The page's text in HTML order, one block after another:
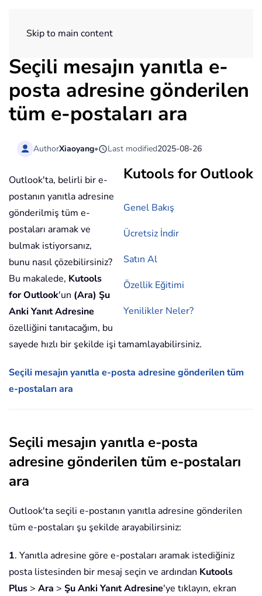
Skip to main content
Seçili mesajın yanıtla e-
posta adresine gönderilen
tüm e-postaları ara
AuthorXiaoyang• Last modified2025-08-26
Kutools for Outlook
Genel Bakış
Ücretsiz İndir
Satın Al
Özellik Eğitimi
Yenilikler Neler?
Outlook'ta, belirli bir e-
postanın yanıtla adresine
gönderilmiş tüm e-
postaları aramak ve
bulmak istiyorsanız,
bunu nasıl çözebilirsiniz?
Bu makalede, Kutools
for Outlook'un (Ara) Şu
Anki Yanıt Adresine
özelliğini tanıtacağım, bu
sayede hızlı bir şekilde işi tamamlayabilirsiniz.
Seçili mesajın yanıtla e-posta adresine gönderilen tüm
e-postaları ara
Seçili mesajın yanıtla e-posta
adresine gönderilen tüm e-postaları
ara
Outlook'ta seçili e-postanın yanıtla adresine gönderilen
tüm e-postaları şu şekilde arayabilirsiniz:
1. Yanıtla adresine göre e-postaları aramak istediğiniz
posta listesinden bir mesaj seçin ve ardından Kutools
Plus > Ara > Şu Anki Yanıt Adresine'ye tıklayın, ekran